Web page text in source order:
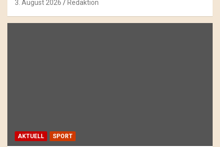
3. August 2026 Redaktion
AKTUELL SPORT